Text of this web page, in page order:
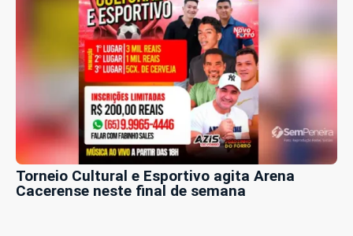
Torneio Cultural e Esportivo agita Arena
Cacerense neste final de semana